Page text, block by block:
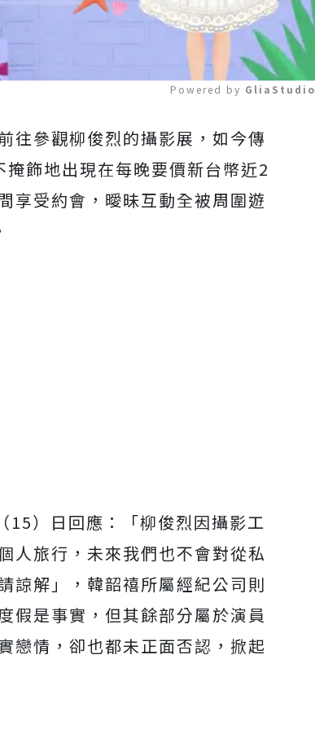
Mute
Powered by
往參觀柳俊烈的攝影展，如今傳
飾地出現在每晚要價新台幣近2
享受約會，曖昧互動全被周圍遊
15）日回應：「柳俊烈因攝影工
人旅行，未來我們也不會對從私
諒解」，韓韶禧所屬經紀公司則
假是事實，但其餘部分屬於演員
戀情，卻也都未正面否認，掀起